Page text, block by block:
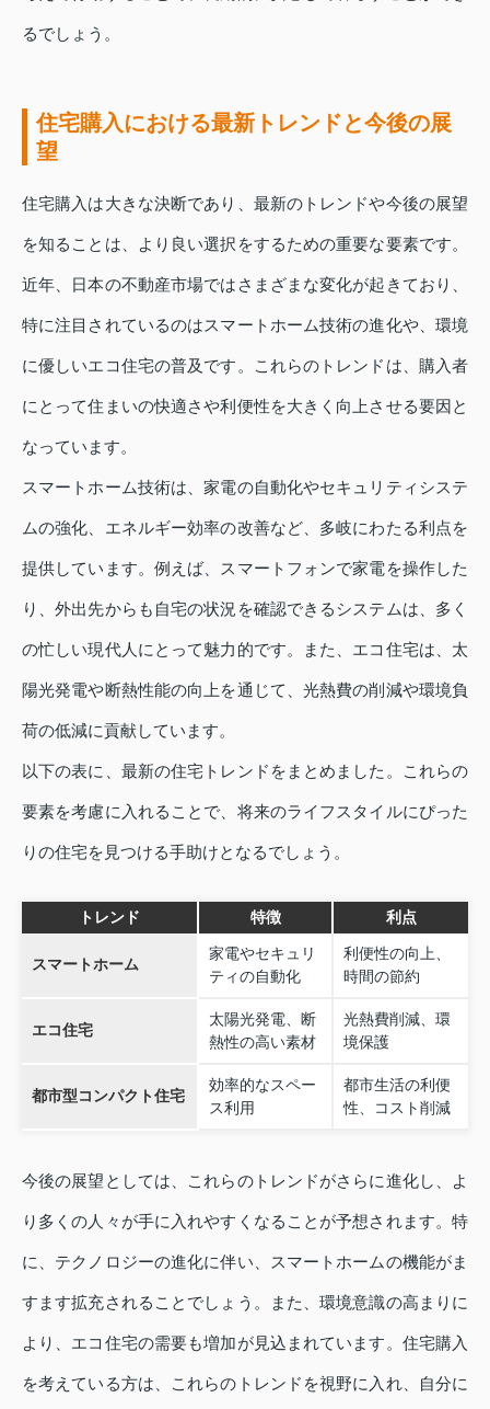
るでしょう。
住宅購入における最新トレンドと今後の展
望
住宅購入は大きな決断であり、最新のトレンドや今後の展望
を知ることは、より良い選択をするための重要な要素です。
近年、日本の不動産市場ではさまざまな変化が起きており、
特に注目されているのはスマートホーム技術の進化や、環境
に優しいエコ住宅の普及です。これらのトレンドは、購入者
にとって住まいの快適さや利便性を大きく向上させる要因と
なっています。
スマートホーム技術は、家電の自動化やセキュリティシステ
ムの強化、エネルギー効率の改善など、多岐にわたる利点を
提供しています。例えば、スマートフォンで家電を操作した
り、外出先からも自宅の状況を確認できるシステムは、多く
の忙しい現代人にとって魅力的です。また、エコ住宅は、太
陽光発電や断熱性能の向上を通じて、光熱費の削減や環境負
荷の低減に貢献しています。
以下の表に、最新の住宅トレンドをまとめました。これらの
要素を考慮に入れることで、将来のライフスタイルにぴった
りの住宅を見つける手助けとなるでしょう。
トレンド 特徴 利点
スマートホーム
家電やセキュリ
ティの自動化
利便性の向上、
時間の節約
エコ住宅
太陽光発電、断
熱性の高い素材
光熱費削減、環
境保護
都市型コンパクト住宅
効率的なスペー
ス利用
都市生活の利便
性、コスト削減
今後の展望としては、これらのトレンドがさらに進化し、よ
り多くの人々が手に入れやすくなることが予想されます。特
に、テクノロジーの進化に伴い、スマートホームの機能がま
すます拡充されることでしょう。また、環境意識の高まりに
より、エコ住宅の需要も増加が見込まれています。住宅購入
を考えている方は、これらのトレンドを視野に入れ、自分に